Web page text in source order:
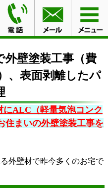
ゆみ野で外壁塗装工事（費
離したパワーボードの下地
外壁塗装工事（費
、表面剥離したパ
にALC（軽量気泡コンク
住まいの外壁塗装工事を
外壁材で昨今多くのお宅で